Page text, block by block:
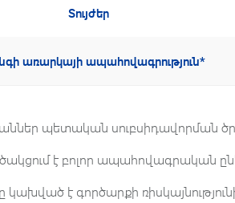
Տույժեր
առարկայի ապահովագրություն*
պետական սուբսիդավորման
է բոլոր ապահովագրական
կախված է գործարքի